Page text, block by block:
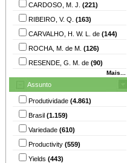
CARDOSO, M. J. (221)
RIBEIRO, V. Q. (163)
CARVALHO, H. W. L. de (144)
ROCHA, M. de M. (126)
RESENDE, G. M. de (90)
Mais...
Assunto
Produtividade (4.861)
Brasil (1.159)
Variedade (610)
Productivity (559)
Yields (443)